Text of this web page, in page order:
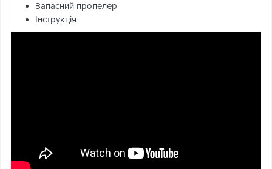
Запасний пропелер
Інструкція